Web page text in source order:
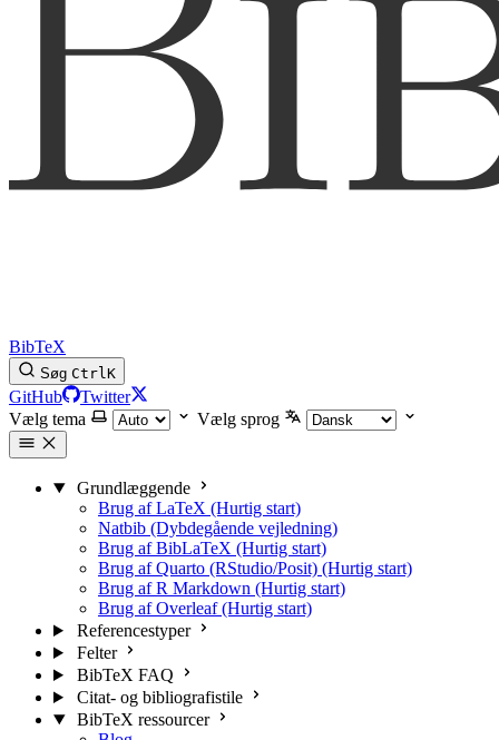
BibTeX
Søg CtrlK
GitHub
Twitter
Vælg tema
Vælg sprog
Grundlæggende
Brug af LaTeX (Hurtig start)
Natbib (Dybdegående vejledning)
Brug af BibLaTeX (Hurtig start)
Brug af Quarto (RStudio/Posit) (Hurtig start)
Brug af R Markdown (Hurtig start)
Brug af Overleaf (Hurtig start)
Referencestyper
Felter
BibTeX FAQ
Citat- og bibliografistile
BibTeX ressourcer